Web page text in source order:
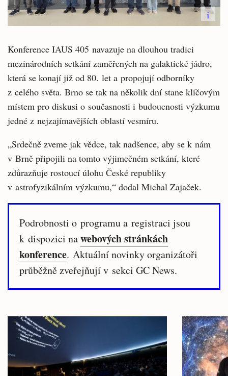
i
Konference IAUS 405 navazuje na dlouhou tradici
mezinárodních setkání zaměřených na galaktické jádro,
která se konají již od 80. let a propojují odborníky
z celého světa. Brno se tak na několik dní stane klíčovým
místem pro diskusi o současnosti i budoucnosti výzkumu
jedné z nejzajímavějších oblastí vesmíru.
„Srdečně zveme jak vědce, tak nadšence, aby se k nám
v Brně připojili na tomto výjimečném setkání, které
zdůrazňuje rostoucí úlohu České republiky
v astrofyzikálním výzkumu,“ dodal Michal Zajaček.
Podrobnosti o programu a registraci jsou
k dispozici nawebových stránkách
konference. Aktuální novinky organizátoři
průběžně zveřejňují v sekci GC News.
Související
články